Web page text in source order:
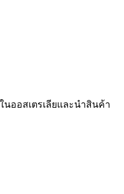
นออสเตรเลียและนำสินค้า